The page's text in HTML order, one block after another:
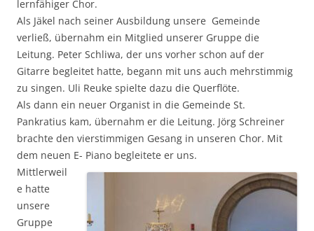
lernfähiger Chor.
Als Jäkel nach seiner Ausbildung unsere Gemeinde
verließ, übernahm ein Mitglied unserer Gruppe die
Leitung. Peter Schliwa, der uns vorher schon auf der
Gitarre begleitet hatte, begann mit uns auch mehrstimmig
zu singen. Uli Reuke spielte dazu die Querflöte.
Als dann ein neuer Organist in die Gemeinde St.
Pankratius kam, übernahm er die Leitung. Jörg Schreiner
brachte den vierstimmigen Gesang in unseren Chor. Mit
dem neuen E- Piano begleitete er uns.
Mittlerweil
e hatte
unsere
Gruppe